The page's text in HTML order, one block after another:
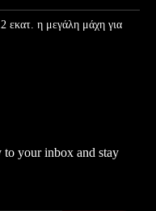
εκατ. η μεγάλη μάχη για
to your inbox and stay